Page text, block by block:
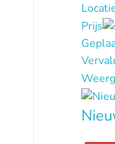
Prijs